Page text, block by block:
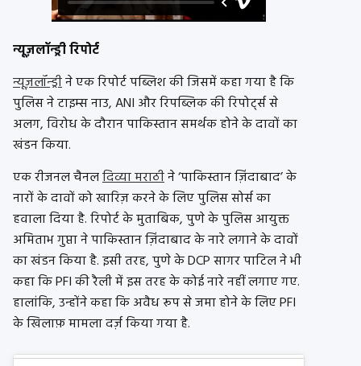
न्यूज़लॉन्ड्री रिपोर्ट
न्यूज़लॉन्ड्रीने एक रिपोर्ट पब्लिश की जिसमें कहा गया है कि
पुलिस ने टाइम्स नाउ, ANI और रिपब्लिक की रिपोर्ट्स से
अलग, विरोध के दौरान पाकिस्तान समर्थक होने के दावों का
खंडन किया.
एक रीजनल चैनलदिव्या मराठीने ‘पाकिस्तान ज़िंदाबाद’ के
नारों के दावों को खारिज़ करने के लिए पुलिस सोर्स का
हवाला दिया है. रिपोर्ट के मुताबिक, पुणे के पुलिस आयुक्त
अमिताभ गुप्ता ने पाकिस्तान ज़िंदाबाद के नारे लगाने के दावों
का खंडन किया है. इसी तरह, पुणे के DCP सागर पाटिल ने भी
कहा कि PFI की रैली में इस तरह के कोई नारे नहीं लगाए गए.
हालांकि, उन्होंने कहा कि अवैध रूप से जमा होने के लिए PFI
के खिलाफ़ मामला दर्ज़ किया गया है.